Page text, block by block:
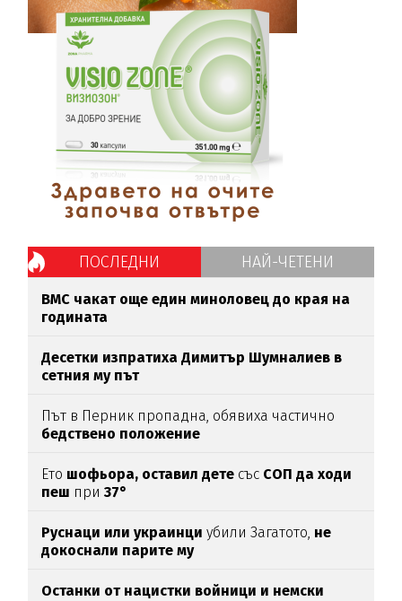
ПОСЛЕДНИ НАЙ-ЧЕТЕНИ
ВМС чакат още един миноловец до края на
годината
Десетки изпратиха Димитър Шумналиев в
сетния му път
Път в Перник пропадна, обявиха частично
бедствено положение
Ето шофьора, оставил дете със СОП да ходи
пеш при37°
Руснаци или украинци убили Загатото, не
докоснали парите му
Останки от нацистки войници и немски